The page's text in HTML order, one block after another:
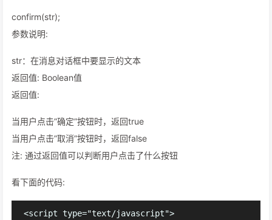
confirm(str);
参数说明:
str：在消息对话框中要显示的文本
返回值: Boolean值
返回值:
当用户点击”确定”按钮时，返回true
当用户点击”取消”按钮时，返回false
注: 通过返回值可以判断用户点击了什么按钮
看下面的代码:
<script type="text/javascript">